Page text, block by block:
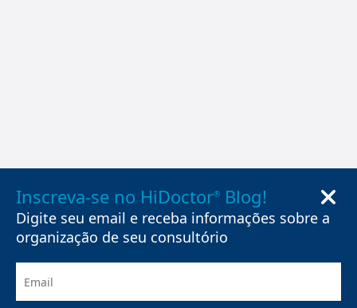
Inscreva-se no HiDoctor® Blog!
Digite seu email e receba informações sobre a
organização de seu consultório